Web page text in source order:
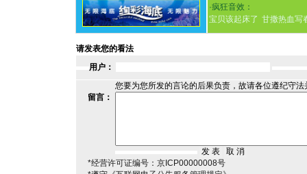
·疯狂音效：
宝贝该起床了 甘撒热血写
请发表您的看法
用户：
您要为您所发的言论的后果负责，故请各位遵纪守
留言：
*经营许可证编号：京ICP00000008号